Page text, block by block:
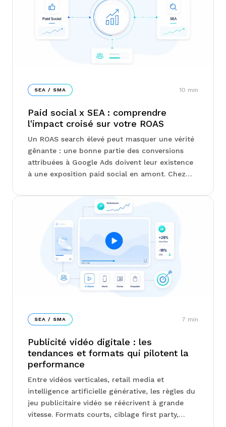
SEA / SMA 10 min
Paid social x SEA : comprendre
l'impact croisé sur votre ROAS
Un ROAS search élevé peut masquer une vérité
gênante : une bonne partie des conversions
attribuées à Google Ads doivent leur existence
à une exposition paid social en amont. Chez
ROAS combiné sans double comptage, quels
tests d'incrémentalité révèlent la vraie
contribution de chaque canal, et pourquoi
arbitrer budget par budget appauvrit la
performance globale...
SEA / SMA 7 min
Publicité vidéo digitale : les
tendances et formats qui pilotent la
performance
Entre vidéos verticales, retail media et
intelligence artificielle générative, les règles du
jeu publicitaire vidéo se réécrivent à grande
vitesse. Formats courts, ciblage first party,